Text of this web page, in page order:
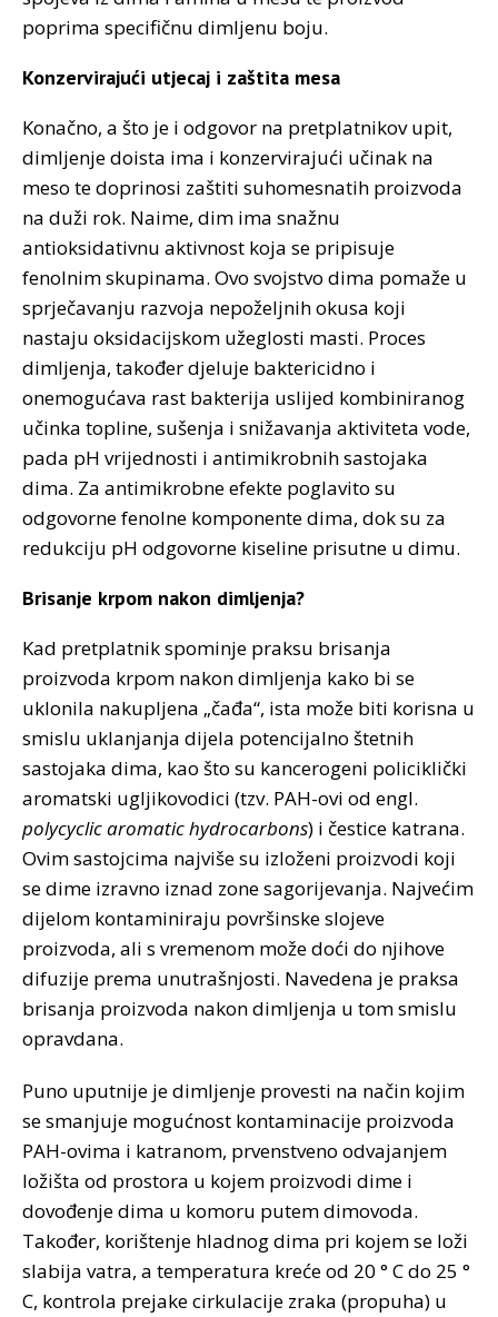
poprima specifičnu dimljenu boju.
Konzervirajući utjecaj i zaštita mesa
Konačno, a što je i odgovor na pretplatnikov upit,
dimljenje doista ima i konzervirajući učinak na
meso te doprinosi zaštiti suhomesnatih proizvoda
na duži rok. Naime, dim ima snažnu
antioksidativnu aktivnost koja se pripisuje
fenolnim skupinama. Ovo svojstvo dima pomaže u
sprječavanju razvoja nepoželjnih okusa koji
nastaju oksidacijskom užeglosti masti. Proces
dimljenja, također djeluje baktericidno i
onemogućava rast bakterija uslijed kombiniranog
učinka topline, sušenja i snižavanja aktiviteta vode,
pada pH vrijednosti i antimikrobnih sastojaka
dima. Za antimikrobne efekte poglavito su
odgovorne fenolne komponente dima, dok su za
redukciju pH odgovorne kiseline prisutne u dimu.
Brisanje krpom nakon dimljenja?
Kad pretplatnik spominje praksu brisanja
proizvoda krpom nakon dimljenja kako bi se
uklonila nakupljena „čađa“, ista može biti korisna u
smislu uklanjanja dijela potencijalno štetnih
sastojaka dima, kao što su kancerogeni policiklički
aromatski ugljikovodici (tzv. PAH-ovi od engl.
polycyclic aromatic hydrocarbons) i čestice katrana.
Ovim sastojcima najviše su izloženi proizvodi koji
se dime izravno iznad zone sagorijevanja. Najvećim
dijelom kontaminiraju površinske slojeve
proizvoda, ali s vremenom može doći do njihove
difuzije prema unutrašnjosti. Navedena je praksa
brisanja proizvoda nakon dimljenja u tom smislu
opravdana.
Puno uputnije je dimljenje provesti na način kojim
se smanjuje mogućnost kontaminacije proizvoda
PAH-ovima i katranom, prvenstveno odvajanjem
ložišta od prostora u kojem proizvodi dime i
dovođenje dima u komoru putem dimovoda.
Također, korištenje hladnog dima pri kojem se loži
slabija vatra, a temperatura kreće od 20 ° C do 25 °
C, kontrola prejake cirkulacije zraka (propuha) u